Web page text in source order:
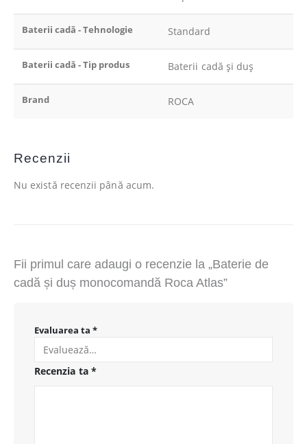
Baterii cadă - Tehnologie Standard
Baterii cadă - Tip produs Baterii cadă și duș
Brand ROCA
Recenzii
Nu există recenzii până acum.
Fii primul care adaugi o recenzie la „Baterie de
cadă și duș monocomandă Roca Atlas”
Evaluarea ta *
Recenzia ta *